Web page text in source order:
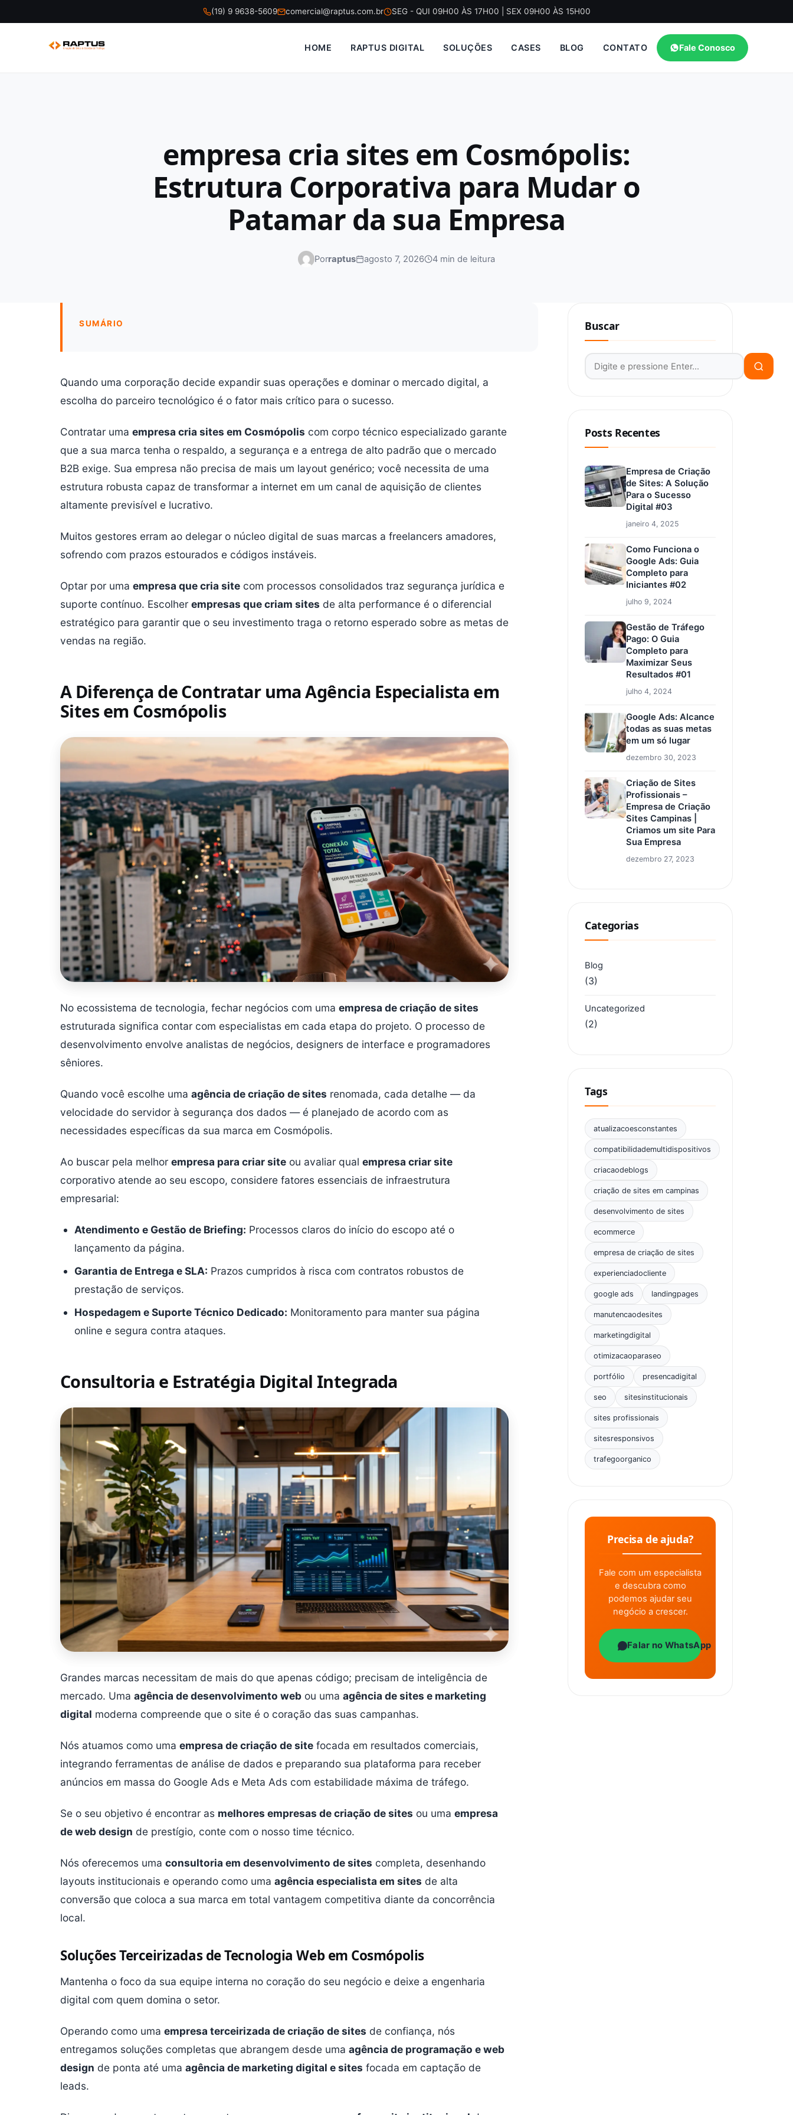
(19) 9 9638-5609 comercial@raptus.com.br SEG - QUI 09H00 ÀS 17H00 | SEX 09H00 ÀS 15H00
HOME RAPTUS DIGITAL SOLUÇÕES CASES BLOG CONTATO Fale Conosco
empresa cria sites em Cosmópolis:
Estrutura Corporativa para Mudar o
Patamar da sua Empresa
Porraptus agosto 7, 2026 4 min de leitura
SUMÁRIO
Quando uma corporação decide expandir suas operações e dominar o mercado digital, a
escolha do parceiro tecnológico é o fator mais crítico para o sucesso.
Contratar uma empresa cria sites em Cosmópolis com corpo técnico especializado garante
que a sua marca tenha o respaldo, a segurança e a entrega de alto padrão que o mercado
B2B exige. Sua empresa não precisa de mais um layout genérico; você necessita de uma
estrutura robusta capaz de transformar a internet em um canal de aquisição de clientes
altamente previsível e lucrativo.
Muitos gestores erram ao delegar o núcleo digital de suas marcas a freelancers amadores,
sofrendo com prazos estourados e códigos instáveis.
Optar por uma empresa que cria site com processos consolidados traz segurança jurídica e
suporte contínuo. Escolher empresas que criam sites de alta performance é o diferencial
estratégico para garantir que o seu investimento traga o retorno esperado sobre as metas de
vendas na região.
A Diferença de Contratar uma Agência Especialista em
Sites em Cosmópolis
No ecossistema de tecnologia, fechar negócios com uma empresa de criação de sites
estruturada significa contar com especialistas em cada etapa do projeto. O processo de
desenvolvimento envolve analistas de negócios, designers de interface e programadores
sêniores.
Quando você escolhe uma agência de criação de sites renomada, cada detalhe — da
velocidade do servidor à segurança dos dados — é planejado de acordo com as
necessidades específicas da sua marca em Cosmópolis.
Ao buscar pela melhor empresa para criar site ou avaliar qual empresa criar site
corporativo atende ao seu escopo, considere fatores essenciais de infraestrutura
empresarial:
Atendimento e Gestão de Briefing: Processos claros do início do escopo até o
lançamento da página.
Garantia de Entrega e SLA: Prazos cumpridos à risca com contratos robustos de
prestação de serviços.
Hospedagem e Suporte Técnico Dedicado: Monitoramento para manter sua página
online e segura contra ataques.
Consultoria e Estratégia Digital Integrada
Grandes marcas necessitam de mais do que apenas código; precisam de inteligência de
mercado. Uma agência de desenvolvimento web ou uma agência de sites e marketing
digital moderna compreende que o site é o coração das suas campanhas.
Nós atuamos como uma empresa de criação de site focada em resultados comerciais,
integrando ferramentas de análise de dados e preparando sua plataforma para receber
anúncios em massa do Google Ads e Meta Ads com estabilidade máxima de tráfego.
Se o seu objetivo é encontrar as melhores empresas de criação de sites ou uma empresa
de web design de prestígio, conte com o nosso time técnico.
Nós oferecemos uma consultoria em desenvolvimento de sites completa, desenhando
layouts institucionais e operando como uma agência especialista em sites de alta
conversão que coloca a sua marca em total vantagem competitiva diante da concorrência
local.
Soluções Terceirizadas de Tecnologia Web em Cosmópolis
Mantenha o foco da sua equipe interna no coração do seu negócio e deixe a engenharia
digital com quem domina o setor.
Operando como uma empresa terceirizada de criação de sites de confiança, nós
entregamos soluções completas que abrangem desde uma agência de programação e web
design de ponta até uma agência de marketing digital e sites focada em captação de
leads.
Buscar
Buscar por:
Posts Recentes
Empresa de Criação
de Sites: A Solução
Para o Sucesso
Digital #03
janeiro 4, 2025
Como Funciona o
Google Ads: Guia
Completo para
Iniciantes #02
julho 9, 2024
Gestão de Tráfego
Pago: O Guia
Completo para
Maximizar Seus
Resultados #01
julho 4, 2024
Google Ads: Alcance
todas as suas metas
em um só lugar
dezembro 30, 2023
Criação de Sites
Profissionais –
Empresa de Criação
Sites Campinas |
Criamos um site Para
Sua Empresa
dezembro 27, 2023
Categorias
Blog
(3)
Uncategorized
(2)
Tags
atualizacoesconstantes
compatibilidademultidispositivos
criacaodeblogs
criação de sites em campinas
desenvolvimento de sites
ecommerce
empresa de criação de sites
experienciadocliente
google ads landingpages
manutencaodesites
marketingdigital
otimizacaoparaseo
portfólio presencadigital
seo sitesinstitucionais
sites profissionais
sitesresponsivos
trafegoorganico
Precisa de ajuda?
Fale com um especialista
e descubra como
podemos ajudar seu
negócio a crescer.
Falar no WhatsApp